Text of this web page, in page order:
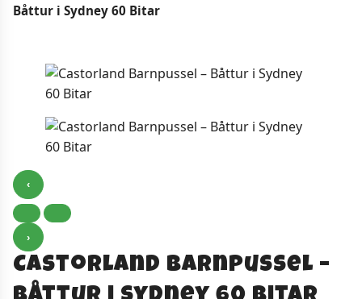
Båttur i Sydney 60 Bitar
‹
›
Castorland Barnpussel –